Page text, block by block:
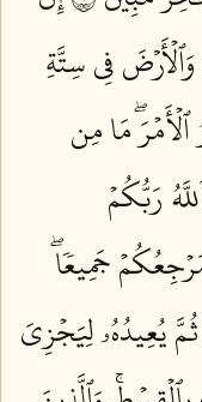
فِي سِتَّةِ
مَا مِن
رَبُّكُمۡ
جَمِيعٗاۖ
يُعِيدُهُۥ لِيَجۡزِيَ